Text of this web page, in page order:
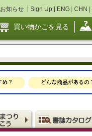
お知らせ Sign Up [ ENG | CHN |
買い物かごを見る